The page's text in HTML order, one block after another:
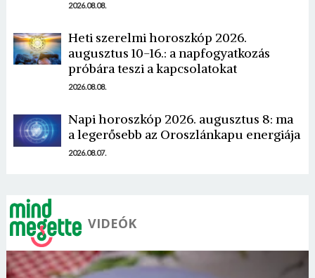
2026.08.08.
Heti szerelmi horoszkóp 2026.
augusztus 10-16.: a napfogyatkozás
próbára teszi a kapcsolatokat
2026.08.08.
Napi horoszkóp 2026. augusztus 8: ma
a legerősebb az Oroszlánkapu energiája
2026.08.07.
VIDEÓK
Borsonline bejelentkezés
E-mail cím vagy felhasználónév
Jelszó